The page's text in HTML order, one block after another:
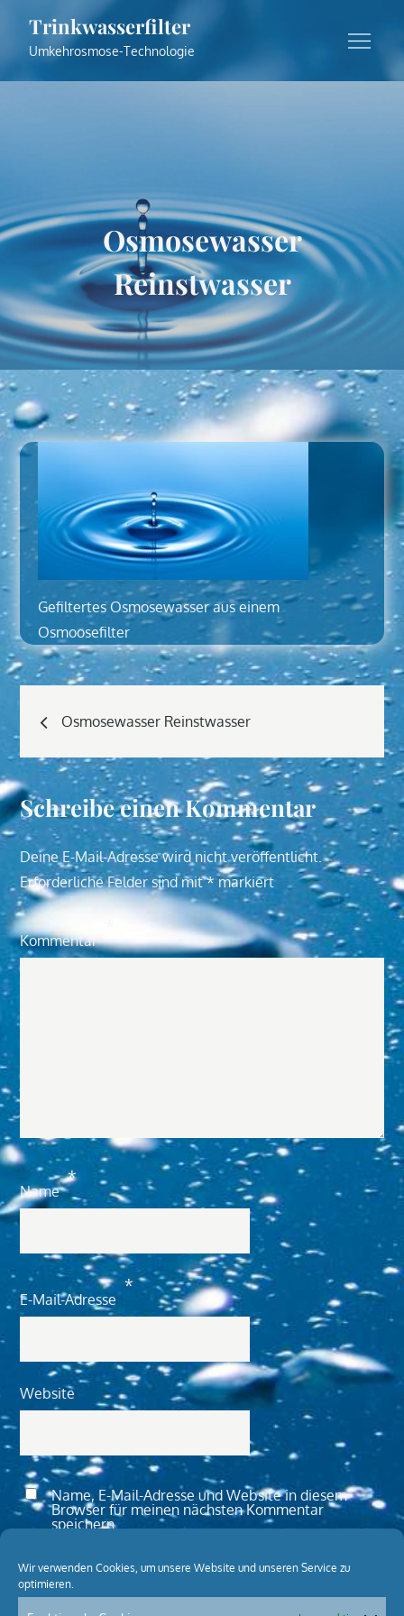
Wir verwenden Cookies, um unsere Website und unseren Service zu
optimieren.
content
Trinkwasserfilter
Umkehrosmose-Technologie
Osmosewasser
Reinstwasser
Gefiltertes Osmosewasser aus einem
Osmoosefilter
Beitragsnavigation
Osmosewasser Reinstwasser
Schreibe einen Kommentar
Deine E-Mail-Adresse wird nicht veröffentlicht.
Erforderliche Felder sind mit* markiert
Kommentar
Name
*
E-Mail-Adresse
*
Website
Name, E-Mail-Adresse und Website in diesem
Browser für meinen nächsten Kommentar
speichern.